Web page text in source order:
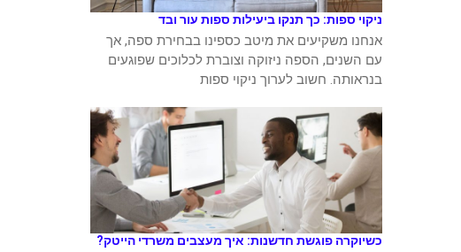
ניקוי ספות: כך תנקו ביעילות ספות עור ובד
אנחנו משקיעים את מיטב כספינו בבחירת ספה, אך
עם השנים, הספה ניזוקה וצוברת לכלוכים שפוגעים
בנראותה. חשוב לערוך ניקוי ספות
כשיוקרה פוגשת חדשנות: איך מעצבים משרדי הייטק?